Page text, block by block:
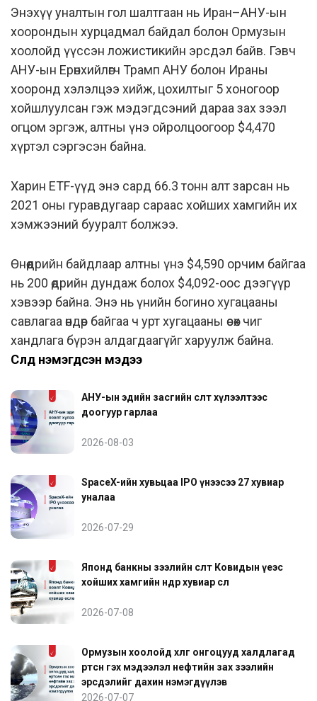
Энэхүү уналтын гол шалтгаан нь Иран–АНУ-ын
хоорондын хурцадмал байдал болон Ормузын
хоолойд үүссэн ложистикийн эрсдэл байв. Гэвч
АНУ-ын Ерөнхийлөгч Трамп АНУ болон Ираны
хооронд хэлэлцээ хийж, цохилтыг 5 хоногоор
хойшлуулсан гэж мэдэгдсэний дараа зах зээл
огцом эргэж, алтны үнэ ойролцоогоор $4,470
хүртэл сэргэсэн байна.
Харин ETF-үүд энэ сард 66.3 тонн алт зарсан нь
2021 оны гуравдугаар сараас хойших хамгийн их
хэмжээний бууралт болжээ.
Өнөөдрийн байдлаар алтны үнэ $4,590 орчим байгаа
нь 200 өдрийн дундаж болох $4,092-оос дээгүүр
хэвээр байна. Энэ нь үнийн богино хугацааны
савлагаа өндөр байгаа ч урт хугацааны өсөх чиг
хандлага бүрэн алдагдаагүйг харуулж байна.
Сүүлд нэмэгдсэн мэдээ
АНУ-ын эдийн засгийн өсөлт хүлээлтээс
доогуур гарлаа
2026-08-03
SpaceX-ийн хувьцаа IPO үнээсээ 27 хувиар
уналаа
2026-07-29
Японд банкны зээлийн өсөлт Ковидын үеэс
хойших хамгийн өндөр хувиар өслөө
2026-07-08
Ормузын хоолойд хөлөг онгоцууд халдлагад
өртсөн гэх мэдээлэл нефтийн зах зээлийн
эрсдэлийг дахин нэмэгдүүлэв
2026-07-07